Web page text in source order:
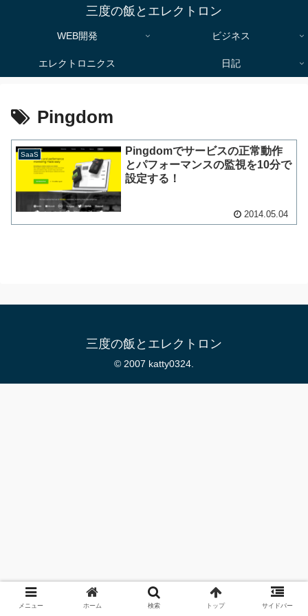
三度の飯とエレクトロン
WEB開発 ビジネス
エレクトロニクス 日記
Pingdom
SaaS
Pingdomでサービスの正常動作
とパフォーマンスの監視を10分で
設定する！
2014.05.04
三度の飯とエレクトロン
© 2007 katty0324.
メニュー ホーム 検索 トップ サイドバー